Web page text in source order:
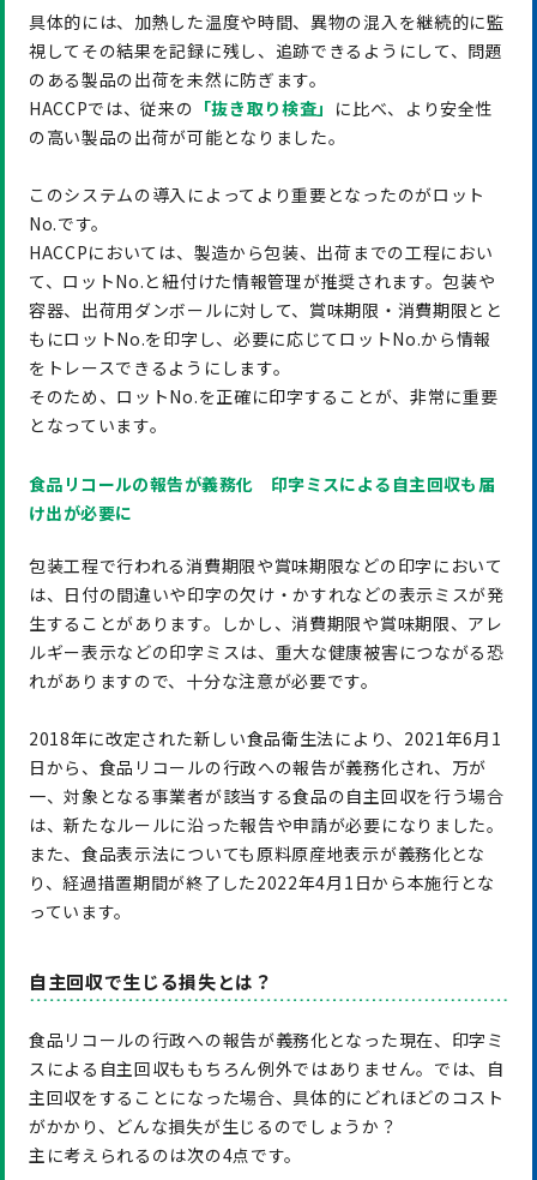
具体的には、加熱した温度や時間、異物の混入を継続的に監
視してその結果を記録に残し、追跡できるようにして、問題
のある製品の出荷を未然に防ぎます。
HACCPでは、従来の 「抜き取り検査」 に比べ、より安全性
の高い製品の出荷が可能となりました。
このシステムの導入によってより重要となったのがロット
No.です。
HACCPにおいては、製造から包装、出荷までの工程におい
て、ロットNo.と紐付けた情報管理が推奨されます。包装や
容器、出荷用ダンボールに対して、賞味期限・消費期限とと
もにロットNo.を印字し、必要に応じてロットNo.から情報
をトレースできるようにします。
そのため、ロットNo.を正確に印字することが、非常に重要
となっています。
食品リコールの報告が義務化 印字ミスによる自主回収も届
け出が必要に
包装工程で行われる消費期限や賞味期限などの印字において
は、日付の間違いや印字の欠け・かすれなどの表示ミスが発
生することがあります。しかし、消費期限や賞味期限、アレ
ルギー表示などの印字ミスは、重大な健康被害につながる恐
れがありますので、十分な注意が必要です。
2018年に改定された新しい食品衛生法により、2021年6月1
日から、食品リコールの行政への報告が義務化され、万が
一、対象となる事業者が該当する食品の自主回収を行う場合
は、新たなルールに沿った報告や申請が必要になりました。
また、食品表示法についても原料原産地表示が義務化とな
り、経過措置期間が終了した2022年4月1日から本施行とな
っています。
自主回収で生じる損失とは？
食品リコールの行政への報告が義務化となった現在、印字ミ
スによる自主回収ももちろん例外ではありません。では、自
主回収をすることになった場合、具体的にどれほどのコスト
がかかり、どんな損失が生じるのでしょうか？
主に考えられるのは次の4点です。